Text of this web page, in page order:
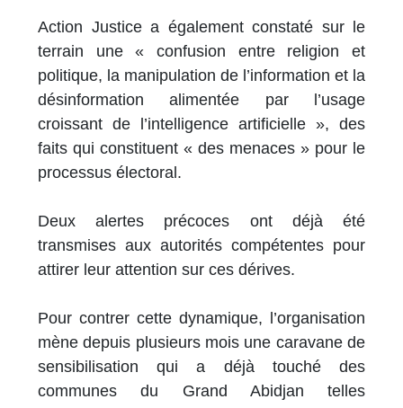
Action Justice a également constaté sur le
terrain une « confusion entre religion et
politique, la manipulation de l’information et la
désinformation alimentée par l’usage
croissant de l’intelligence artificielle », des
faits qui constituent « des menaces » pour le
processus électoral.
Deux alertes précoces ont déjà été
transmises aux autorités compétentes pour
attirer leur attention sur ces dérives.
Pour contrer cette dynamique, l’organisation
mène depuis plusieurs mois une caravane de
sensibilisation qui a déjà touché des
communes du Grand Abidjan telles